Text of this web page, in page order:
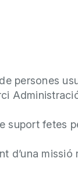
persones
fetes
d’una